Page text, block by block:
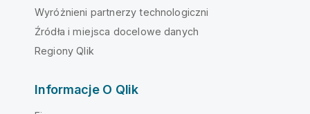
Wyróżnieni partnerzy technologiczni
Źródła i miejsca docelowe danych
Regiony Qlik
Informacje O Qlik